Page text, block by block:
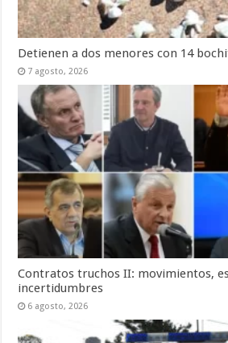
Detienen a dos menores con 14
7 agosto, 2026
Contratos truchos II: movimientos,
incertidumbres
6 agosto, 2026